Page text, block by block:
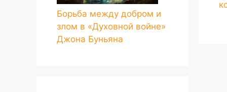
Борьба между добром и
злом в «Духовной войне»
Джона Буньяна